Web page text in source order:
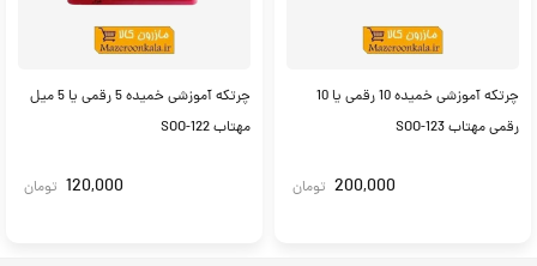
چرتکه آموزشی خمیده 10 رقمی یا 10
رقمی مهتاب SOO-123
200,000 تومان
چرتکه آموزشی خمیده 5 رقمی یا 5 میل
مهتاب SOO-122
120,000 تومان